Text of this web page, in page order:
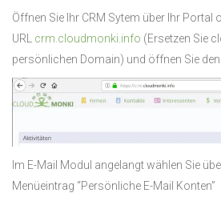
Öffnen Sie Ihr CRM Sytem über Ihr Portal
URL crm.cloudmonki.info (Ersetzen Sie
persönlichen Domain) und öffnen Sie
Im E-Mail Modul angelangt wählen Sie
Menüeintrag “Persönliche E-Mail Konten”